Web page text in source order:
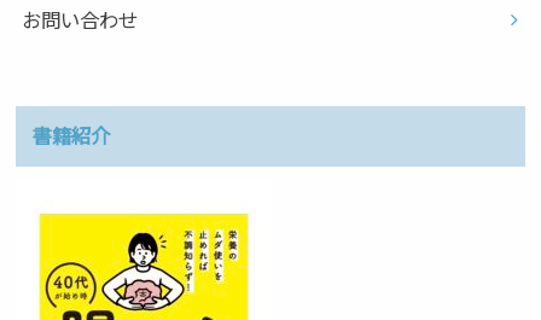
お問い合わせ
書籍紹介